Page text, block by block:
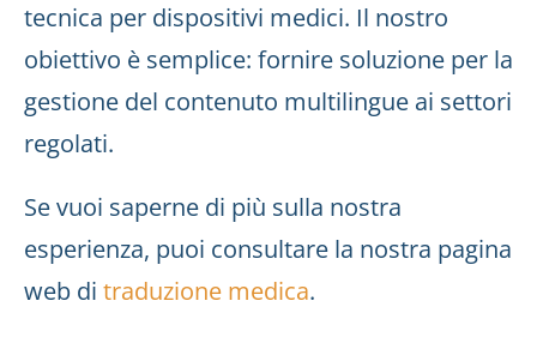
tecnica per dispositivi medici. Il nostro
obiettivo è semplice: fornire soluzione per la
gestione del contenuto multilingue ai settori
regolati.
Se vuoi saperne di più sulla nostra
esperienza, puoi consultare la nostra pagina
web di traduzione medica.